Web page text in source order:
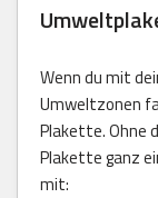
Wenn du mit
Umweltzonen
Plakette. Ohne
Plakette ganz
mit: